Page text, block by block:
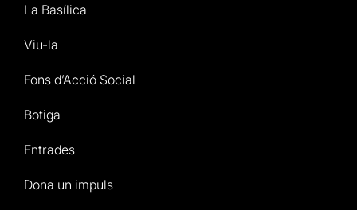
La Basílica
Viu-la
Fons d’Acció Social
Botiga
Entrades
Dona un impuls